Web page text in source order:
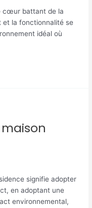
cœur battant de la
et la fonctionnalité se
idéal où
signifie adopter
en adoptant une
environnemental,